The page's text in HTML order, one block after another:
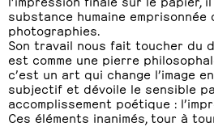
substance humaine emprisonnée
photographies.
Son travail nous fait toucher du
est comme une pierre
c’est un art qui change l’image
subjectif et dévoile le sensible
accomplissement poétique :
Ces éléments inanimés, tour à